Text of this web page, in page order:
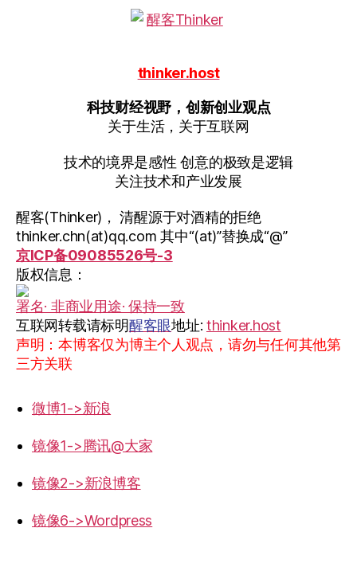
thinker.host
科技财经视野，创新创业观点
关于生活，关于互联网
技术的境界是感性 创意的极致是逻辑
关注技术和产业发展
醒客(Thinker)， 清醒源于对酒精的拒绝
thinker.chn(at)qq.com 其中“(at)”替换成“@”
京ICP备09085526号-3
版权信息：
署名· 非商业用途· 保持一致
互联网转载请标明醒客眼地址: thinker.host
声明：本博客仅为博主个人观点，请勿与任何其他第
三方关联
微博1->新浪
镜像1->腾讯@大家
镜像2->新浪博客
镜像6->Wordpress